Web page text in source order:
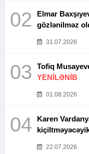
02
Elmar
gözlənilməz
31.07.2026
03
YENİLƏNİB
01.08.2026
04
Karen
22.07.2026